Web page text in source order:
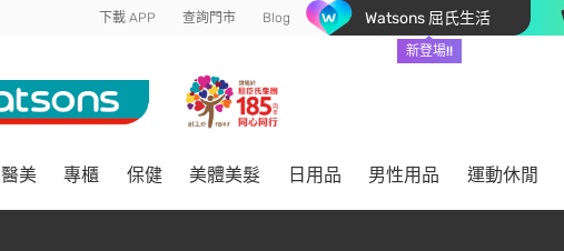
下載 APP 查詢門市 Blog Watsons 屈氏生活
新登場!!
醫美 專櫃 保健 美體美髮 日用品 男性用品 運動休閒